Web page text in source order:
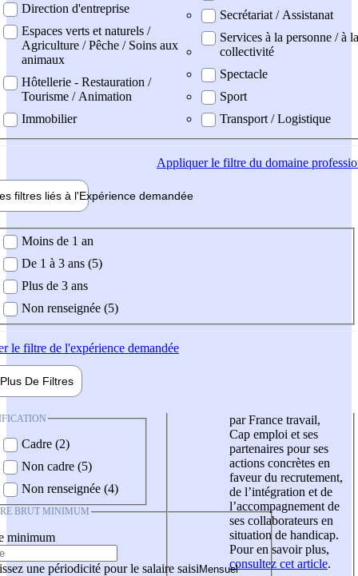
Direction d'entreprise
Espaces verts et naturels /
Agriculture / Pêche / Soins aux
animaux
Hôtellerie - Restauration /
Tourisme / Animation
Immobilier
Secrétariat / Assistanat
Services à la personne / à la
collectivité
Spectacle
Sport
Transport / Logistique
Appliquerle filtre du domaine
filtres liés à l'Expérience demandée
demandée
Moins de 1 an
De 1 à 3 ans (5)
Plus de 3 ans
Non renseignée (5)
le filtre de l'expérience demandée
Plus De Filtres
Cadre (2)
Non cadre (5)
Non renseignée (4)
BRUT MINIMUM
minimum
une périodicité pour le salaire saisi
par France travail,
Cap emploi et ses
partenaires pour ses
actions concrètes en
faveur du recrutement,
de l’intégration et de
l’accompagnement de
ses collaborateurs en
situation de handicap.
Pour en savoir plus,
consultez cet article.